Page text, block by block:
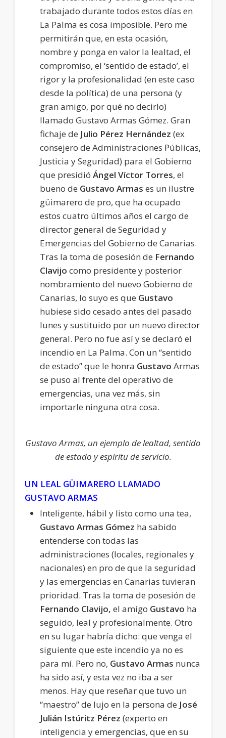
trabajado durante todos estos días en
La Palma es cosa imposible. Pero me
permitirán que, en esta ocasión,
nombre y ponga en valor la lealtad, el
compromiso, el ‘sentido de estado’, el
rigor y la profesionalidad (en este caso
desde la política) de una persona (y
gran amigo, por qué no decirlo)
llamado Gustavo Armas Gómez. Gran
fichaje de Julio Pérez Hernández (ex
consejero de Administraciones Públicas,
Justicia y Seguridad) para el Gobierno
que presidió Ángel Víctor Torres, el
bueno de Gustavo Armas es un ilustre
güimarero de pro, que ha ocupado
estos cuatro últimos años el cargo de
director general de Seguridad y
Emergencias del Gobierno de Canarias.
Tras la toma de posesión de Fernando
Clavijo como presidente y posterior
nombramiento del nuevo Gobierno de
Canarias, lo suyo es que Gustavo
hubiese sido cesado antes del pasado
lunes y sustituido por un nuevo director
general. Pero no fue así y se declaró el
incendio en La Palma. Con un “sentido
de estado” que le honra Gustavo Armas
se puso al frente del operativo de
emergencias, una vez más, sin
importarle ninguna otra cosa.
Gustavo Armas, un ejemplo de lealtad, sentido
de estado y espíritu de servicio.
UN LEAL GÜIMARERO LLAMADO
GUSTAVO ARMAS
Inteligente, hábil y listo como una tea,
Gustavo Armas Gómez ha sabido
entenderse con todas las
administraciones (locales, regionales y
nacionales) en pro de que la seguridad
y las emergencias en Canarias tuvieran
prioridad. Tras la toma de posesión de
Fernando Clavijo, el amigo Gustavo ha
seguido, leal y profesionalmente. Otro
en su lugar habría dicho: que venga el
siguiente que este incendio ya no es
para mí. Pero no, Gustavo Armas nunca
ha sido así, y esta vez no iba a ser
menos. Hay que reseñar que tuvo un
“maestro” de lujo en la persona de José
Julián Istúritz Pérez (experto en
inteligencia y emergencias, que en su